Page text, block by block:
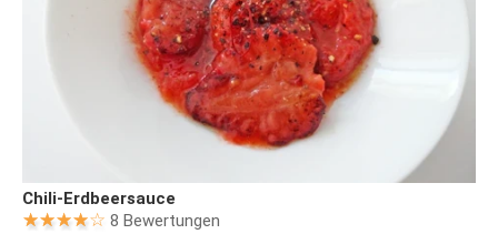
Chili-Erdbeersauce
8 Bewertungen